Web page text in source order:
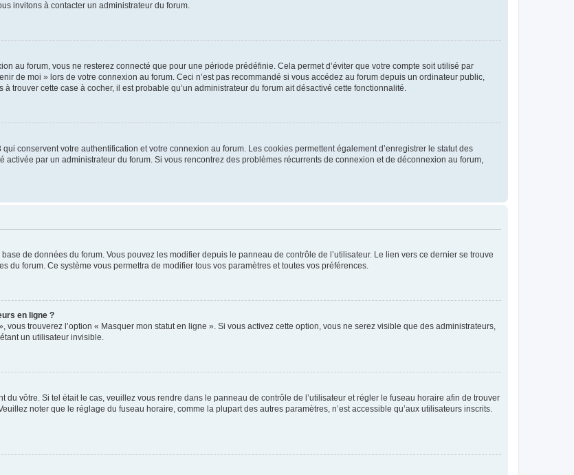
invitons à contacter un administrateur du forum.
au forum, vous ne resterez connecté que pour une période prédéfinie. Cela permet d’éviter que votre compte soit utilisé par
de moi » lors de votre connexion au forum. Ceci n’est pas recommandé si vous accédez au forum depuis un ordinateur public,
trouver cette case à cocher, il est probable qu’un administrateur du forum ait désactivé cette fonctionnalité.
conservent votre authentification et votre connexion au forum. Les cookies permettent également d’enregistrer le statut des
activée par un administrateur du forum. Si vous rencontrez des problèmes récurrents de connexion et de déconnexion au forum,
de données du forum. Vous pouvez les modifier depuis le panneau de contrôle de l’utilisateur. Le lien vers ce dernier se trouve
du forum. Ce système vous permettra de modifier tous vos paramètres et toutes vos préférences.
en ligne ?
vous trouverez l’option « Masquer mon statut en ligne ». Si vous activez cette option, vous ne serez visible que des administrateurs,
un utilisateur invisible.
du vôtre. Si tel était le cas, veuillez vous rendre dans le panneau de contrôle de l’utilisateur et régler le fuseau horaire afin de trouver
noter que le réglage du fuseau horaire, comme la plupart des autres paramètres, n’est accessible qu’aux utilisateurs inscrits.